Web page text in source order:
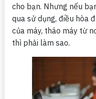
cho bạn. Nhưng nếu
qua sử dụng, điều hòa
của máy, tháo máy từ
thì phải làm sao.